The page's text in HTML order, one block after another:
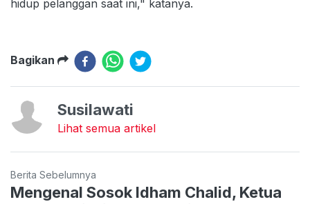
hidup pelanggan saat ini," katanya.
Bagikan
Susilawati
Lihat semua artikel
Berita Sebelumnya
Mengenal Sosok Idham Chalid, Ketua